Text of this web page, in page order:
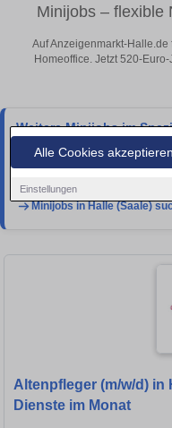
Alle Cookies akzeptieren
Einstellungen
Minijobs – flexible
Auf Anzeigenmarkt-
Homeoffice. Jetzt 520-
Weitere Minijobs im
Die Stellenangebote auf
Stellenmarkt.de bereitgestellt.
Minijobs in Halle (Saale)
Altenpfleger (m/w/d) in
Dienste im Monat